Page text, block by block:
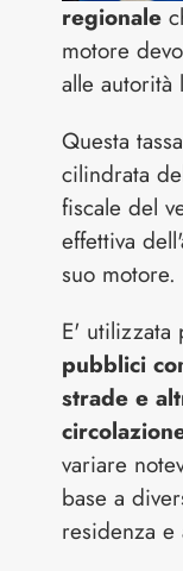
regionale
motore
alle autorità
Questa
cilindrata
fiscale del
effettiva
suo motore.
E'
pubblici
strade e
variare
base a
residenza